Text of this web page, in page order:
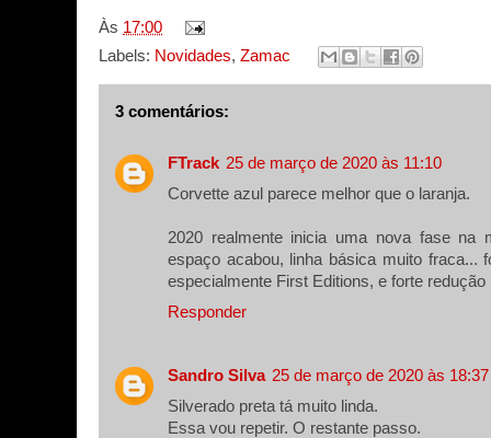
Às 17:00
Labels: Novidades, Zamac
3 comentários:
FTrack 25 de março de 2020 às 11:10
Corvette azul parece melhor que o laranja.
2020 realmente inicia uma nova fase na
espaço acabou, linha básica muito fraca...
especialmente First Editions, e forte
Responder
Sandro Silva 25 de março de 2020 às 18:37
Silverado preta tá muito linda.
Essa vou repetir. O restante passo.